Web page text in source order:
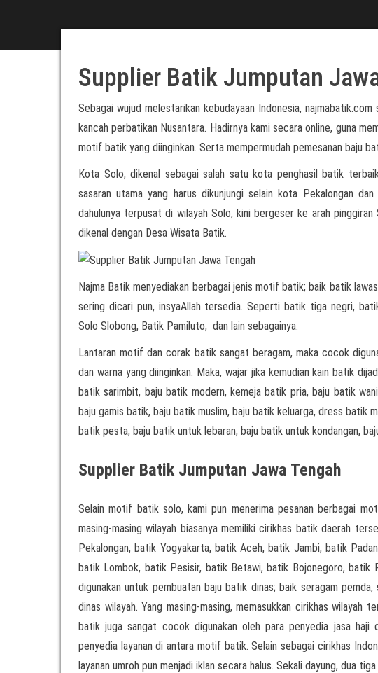
Supplier Batik Jumputan
Sebagai wujud melestarikan kebudayaan Indonesia, najmabatik.com
kancah perbatikan Nusantara. Hadirnya kami secara online, guna
motif batik yang diinginkan. Serta mempermudah pemesanan baju
Kota Solo, dikenal sebagai salah satu kota penghasil batik
sasaran utama yang harus dikunjungi selain kota Pekalongan
dahulunya terpusat di wilayah Solo, kini bergeser ke arah
dikenal dengan Desa Wisata Batik.
Najma Batik menyediakan berbagai jenis motif batik; baik batik
sering dicari pun, insyaAllah tersedia. Seperti batik tiga negri,
Solo Slobong, Batik Pamiluto, dan lain sebagainya.
Lantaran motif dan corak batik sangat beragam, maka cocok
dan warna yang diinginkan. Maka, wajar jika kemudian kain batik
batik sarimbit, baju batik modern, kemeja batik pria, baju batik
baju gamis batik, baju batik muslim, baju batik keluarga, dress batik
batik pesta, baju batik untuk lebaran, baju batik untuk kondangan,
Supplier Batik Jumputan Jawa Tengah
Selain motif batik solo, kami pun menerima pesanan berbagai
masing-masing wilayah biasanya memiliki cirikhas batik daerah
Pekalongan, batik Yogyakarta, batik Aceh, batik Jambi, batik
batik Lombok, batik Pesisir, batik Betawi, batik Bojonegoro, batik
digunakan untuk pembuatan baju batik dinas; baik seragam
dinas wilayah. Yang masing-masing, memasukkan cirikhas
batik juga sangat cocok digunakan oleh para penyedia jasa haji
penyedia layanan di antara motif batik. Selain sebagai cirikhas
layanan umroh pun menjadi iklan secara halus. Sekali dayung, dua